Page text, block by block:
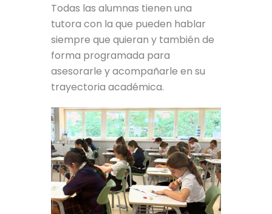
Todas las alumnas tienen una
tutora con la que pueden hablar
siempre que quieran y también de
forma programada para
asesorarle y acompañarle en su
trayectoria académica.